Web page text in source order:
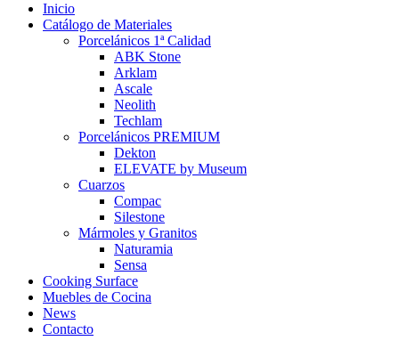
Inicio
Catálogo de Materiales
Porcelánicos 1ª Calidad
ABK Stone
Arklam
Ascale
Neolith
Techlam
Porcelánicos PREMIUM
Dekton
ELEVATE by Museum
Cuarzos
Compac
Silestone
Mármoles y Granitos
Naturamia
Sensa
Cooking Surface
Muebles de Cocina
News
Contacto